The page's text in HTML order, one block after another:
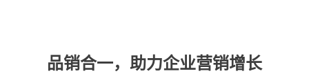
品销合一，助力企业营销增长